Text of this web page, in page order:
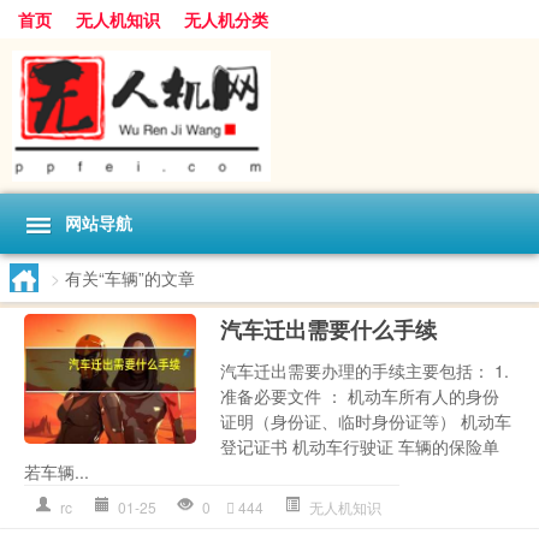
首页 无人机知识 无人机分类
网站导航
> 有关“车辆”的文章
汽车迁出需要什么手续
汽车迁出需要办理的手续主要包括： 1.
准备必要文件 ： 机动车所有人的身份
证明（身份证、临时身份证等） 机动车
登记证书 机动车行驶证 车辆的保险单
若车辆...
rc 01-25 0 444 无人机知识